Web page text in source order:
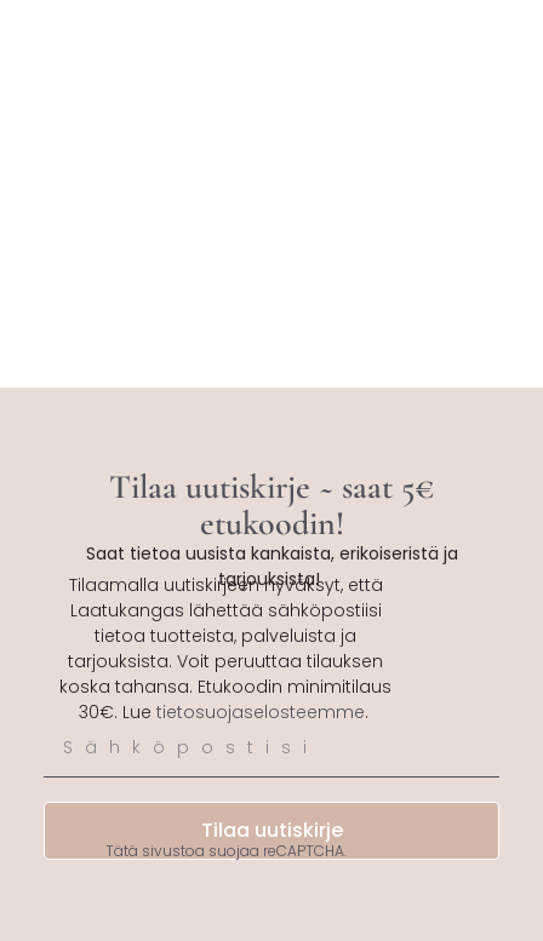
Tilaa uutiskirje ~ saat 5€
etukoodin!
Saat tietoa uusista kankaista, erikoiseristä ja
tarjouksista!
Tilaamalla uutiskirjeen hyväksyt, että
Laatukangas lähettää sähköpostiisi
tietoa tuotteista, palveluista ja
tarjouksista. Voit peruuttaa tilauksen
koska tahansa. Etukoodin minimitilaus
30€. Lue tietosuojaselosteemme.
Tilaa uutiskirje
Tätä sivustoa suojaa reCAPTCHA.